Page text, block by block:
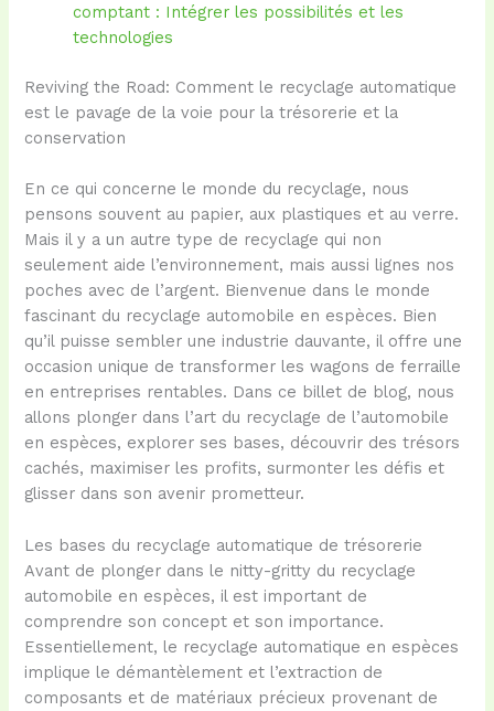
comptant : Intégrer les possibilités et les
technologies
Reviving the Road: Comment le recyclage automatique
est le pavage de la voie pour la trésorerie et la
conservation
En ce qui concerne le monde du recyclage, nous
pensons souvent au papier, aux plastiques et au verre.
Mais il y a un autre type de recyclage qui non
seulement aide l’environnement, mais aussi lignes nos
poches avec de l’argent. Bienvenue dans le monde
fascinant du recyclage automobile en espèces. Bien
qu’il puisse sembler une industrie dauvante, il offre une
occasion unique de transformer les wagons de ferraille
en entreprises rentables. Dans ce billet de blog, nous
allons plonger dans l’art du recyclage de l’automobile
en espèces, explorer ses bases, découvrir des trésors
cachés, maximiser les profits, surmonter les défis et
glisser dans son avenir prometteur.
Les bases du recyclage automatique de trésorerie
Avant de plonger dans le nitty-gritty du recyclage
automobile en espèces, il est important de
comprendre son concept et son importance.
Essentiellement, le recyclage automatique en espèces
implique le démantèlement et l’extraction de
composants et de matériaux précieux provenant de